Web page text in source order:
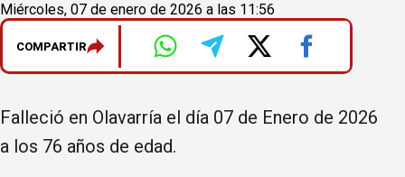
Miércoles, 07 de enero de 2026 a las 11:56
COMPARTIR
Falleció en Olavarría el día 07 de Enero de 2026
a los 76 años de edad.